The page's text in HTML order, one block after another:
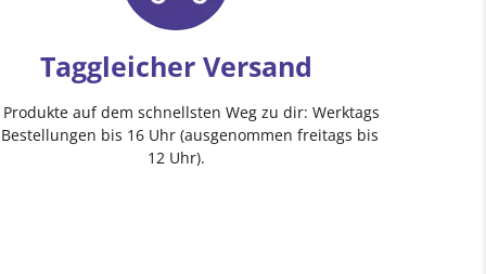
Taggleicher Versand
auf dem schnellsten Weg zu dir: Werktags
bis 16 Uhr (ausgenommen freitags bis
12 Uhr).